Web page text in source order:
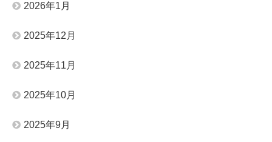
2026年1月
2025年12月
2025年11月
2025年10月
2025年9月